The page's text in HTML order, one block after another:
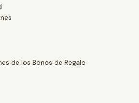
de los Bonos de Regalo